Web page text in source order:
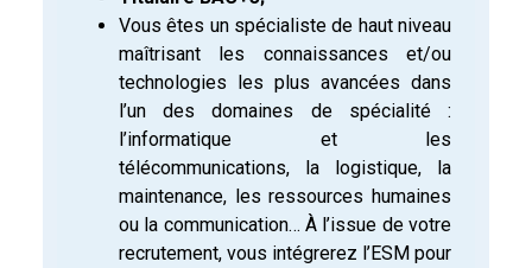
Vous êtes un spécialiste de haut niveau
maîtrisant les connaissances et/ou
technologies les plus avancées dans
l’un des domaines de spécialité :
l’informatique et les
télécommunications, la logistique, la
maintenance, les ressources humaines
ou la communication… À l’issue de votre
recrutement, vous intégrerez l’ESM pour